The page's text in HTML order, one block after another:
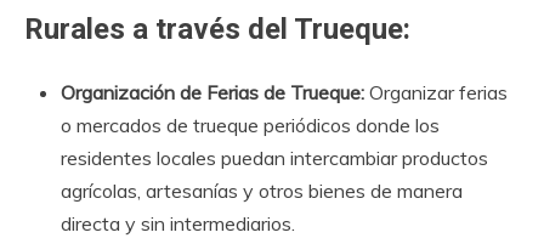
Rurales a través del Trueque:
Organización de Ferias de Trueque: Organizar ferias
o mercados de trueque periódicos donde los
residentes locales puedan intercambiar productos
agrícolas, artesanías y otros bienes de manera
directa y sin intermediarios.